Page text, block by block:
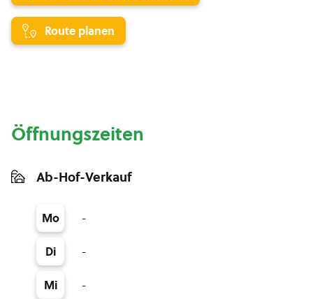
Route planen
Öffnungszeiten
Ab-Hof-Verkauf
Mo -
Di -
Mi -